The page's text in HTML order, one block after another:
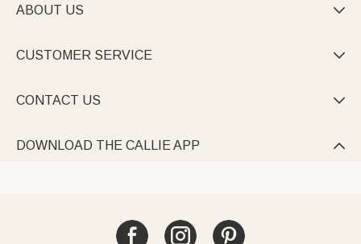
ABOUT US 
CUSTOMER SERVICE 
CONTACT US 
DOWNLOAD THE CALLIE APP 